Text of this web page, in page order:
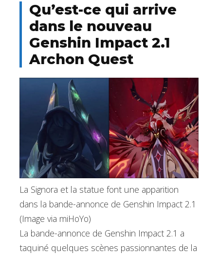
Qu’est-ce qui arrive
dans le nouveau
Genshin Impact 2.1
Archon Quest
La Signora et la statue font une apparition
dans la bande-annonce de Genshin Impact 2.1
(Image via miHoYo)
La bande-annonce de Genshin Impact 2.1 a
taquiné quelques scènes passionnantes de la